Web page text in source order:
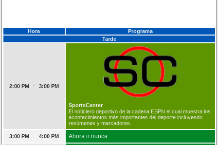
Hora
Programa
Tarde
2:00 PM - 3:00 PM
SportsCenter
El noticiero deportivo de la cadena ESPN el cual muestra los
acontecimientos más importantes del deporte incluyendo
resúmenes y marcadores.
3:00 PM - 4:00 PM Ahora o nunca